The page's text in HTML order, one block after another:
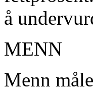
å
MENN
Menn